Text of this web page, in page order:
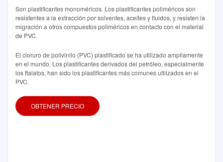
Son plastificantes monoméricos. Los plastificantes poliméricos son
resistentes a la extracción por solventes, aceites y fluidos, y resisten la
migración a otros compuestos poliméricos en contacto con el material
de PVC.
El cloruro de polivinilo (PVC) plastificado se ha utilizado ampliamente
en el mundo. Los plastificantes derivados del petróleo, especialmente
los ftalatos, han sido los plastificantes más comunes utilizados en el
PVC.
OBTENER PRECIO